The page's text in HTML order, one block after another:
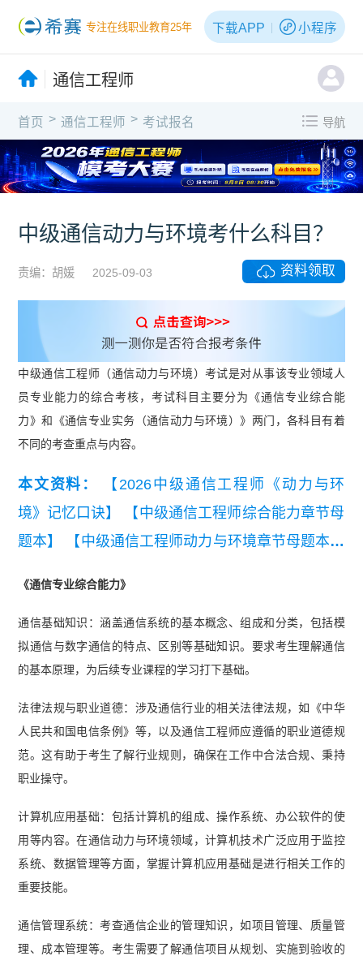
专注在线职业教育25年 下载APP 小程序
通信工程师
首页 > 通信工程师 > 考试报名 导航
中级通信动力与环境考什么科目？
责编：胡媛 2025-09-03 资料领取
中级通信工程师（通信动力与环境）考试是对从事该专业领域人
员专业能力的综合考核，考试科目主要分为《通信专业综合能
力》和《通信专业实务（通信动力与环境）》两门，各科目有着
不同的考查重点与内容。
本文资料：
【2026中级通信工程师《动力与环
境》记忆口诀】
【中级通信工程师综合能力章节母
题本】
【中级通信工程师动力与环境章节母题本】
【2026年中级通信工程师动力与环境知识点集锦】
《通信专业综合能力》
通信基础知识：涵盖通信系统的基本概念、组成和分类，包括模
拟通信与数字通信的特点、区别等基础知识。要求考生理解通信
的基本原理，为后续专业课程的学习打下基础。
法律法规与职业道德：涉及通信行业的相关法律法规，如《中华
人民共和国电信条例》等，以及通信工程师应遵循的职业道德规
范。这有助于考生了解行业规则，确保在工作中合法合规、秉持
职业操守。
计算机应用基础：包括计算机的组成、操作系统、办公软件的使
用等内容。在通信动力与环境领域，计算机技术广泛应用于监控
系统、数据管理等方面，掌握计算机应用基础是进行相关工作的
重要技能。
通信管理系统：考查通信企业的管理知识，如项目管理、质量管
理、成本管理等。考生需要了解通信项目从规划、实施到验收的